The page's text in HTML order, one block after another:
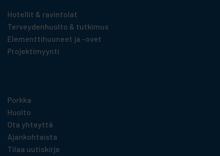
Hotellit & ravintolat
Terveydenhuolto & tutkimus
Elementti­huoneet ja -ovet
Projektimyynti
Porkka
Huolto
Ota yhteyttä
Ajankohtaista
Tilaa uutiskirje